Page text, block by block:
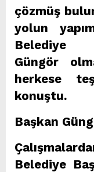
çözmüş
yolun
Belediye
Güngör
herkese
konuştu.
Başkan
Belediye